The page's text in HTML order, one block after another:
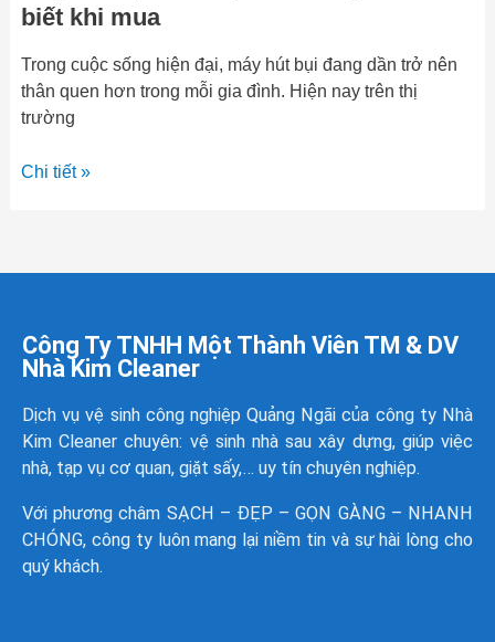
biết khi mua
Trong cuộc sống hiện đại, máy hút bụi đang dần trở nên
thân quen hơn trong mỗi gia đình. Hiện nay trên thị
trường
Chi tiết »
Công Ty TNHH Một Thành Viên TM & DV
Nhà Kim Cleaner
Dịch vụ vệ sinh công nghiệp Quảng Ngãi của công ty Nhà
Kim Cleaner chuyên: vệ sinh nhà sau xây dựng, giúp việc
nhà, tạp vụ cơ quan, giặt sấy,… uy tín chuyên nghiệp.
Với phương châm SẠCH – ĐẸP – GỌN GÀNG – NHANH
CHÓNG, công ty luôn mang lại niềm tin và sự hài lòng cho
quý khách.